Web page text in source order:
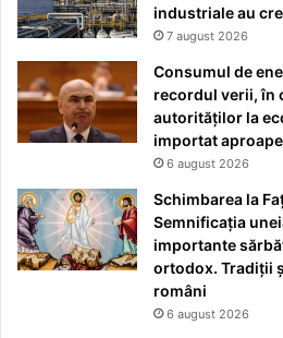
industriale au
7 august 2026
Consumul de
recordul verii, în
autorităților la
importat
6 august 2026
Schimbarea la
Semnificația
importante
ortodox. Tradiții
români
6 august 2026